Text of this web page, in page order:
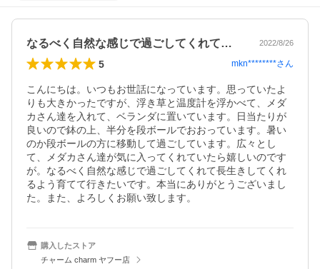
なるべく自然な感じで過ごしてくれて長生き 2022/8/26
5 mkn********さん
こんにちは。いつもお世話になっています。思っていたよ
りも大きかったですが、浮き草と温度計を浮かべて、メダ
カさん達を入れて、ベランダに置いています。日当たりが
良いので鉢の上、半分を段ボールでおおっています。暑い
のか段ボールの方に移動して過ごしています。広々とし
て、メダカさん達が気に入ってくれていたら嬉しいのです
が。なるべく自然な感じで過ごしてくれて長生きしてくれ
るよう育てて行きたいです。本当にありがとうございまし
た。また、よろしくお願い致します。
購入したストア
チャーム charm ヤフー店